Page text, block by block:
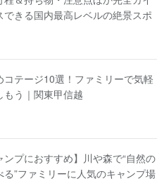
できる国内最高レベルの絶景スポ
テージ10選！ファミリーで気軽
もう｜関東甲信越
ンプにおすすめ】川や森で“自然の
”ファミリーに人気のキャンプ場